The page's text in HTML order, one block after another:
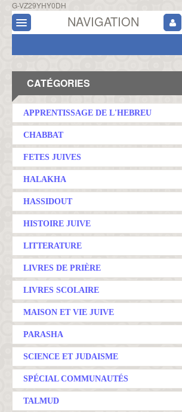
G-VZ29YHY0DH
NAVIGATION
CATÉGORIES
APPRENTISSAGE DE L'HEBREU
CHABBAT
FETES JUIVES
HALAKHA
HASSIDOUT
HISTOIRE JUIVE
LITTERATURE
LIVRES DE PRIÈRE
LIVRES SCOLAIRE
MAISON ET VIE JUIVE
PARASHA
SCIENCE ET JUDAISME
SPÉCIAL COMMUNAUTÉS
TALMUD